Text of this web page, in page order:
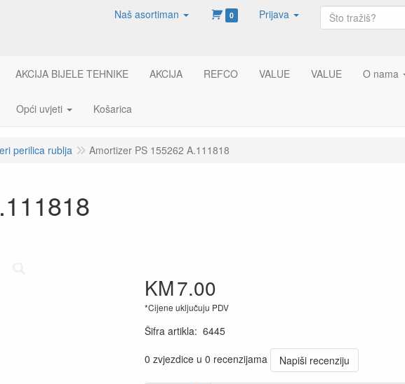
Naš asortiman 0 Prijava
AKCIJA BIJELE TEHNIKE AKCIJA REFCO VALUE VALUE O nama
Opći uvjeti Košarica
perilica rublja Amortizer PS 155262 A.111818
KM7.00
*Cijene uključuju PDV
Šifra artikla: 6445
0 zvjezdice u 0 recenzijama
Napiši recenziju